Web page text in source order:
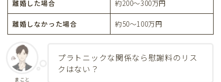
離婚した場合 約200〜300万円
離婚しなかった場合 約50〜100万円
まこと
プラトニックな関係なら慰謝料のリス
クはない？